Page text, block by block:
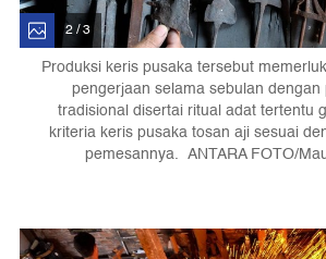
2 / 3
Produksi keris pusaka tersebut
pengerjaan selama sebulan
tradisional disertai ritual adat tertentu
kriteria keris pusaka tosan aji sesuai
pemesannya. ANTARA FOTO/